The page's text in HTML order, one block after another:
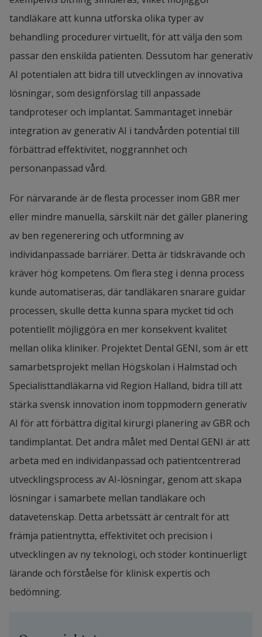
tandläkare att kunna utforska olika typer av
behandling procedurer virtuellt, för att välja den som
passar den enskilda patienten. Dessutom har generativ
AI potentialen att bidra till utvecklingen av innovativa
lösningar, som designförslag till anpassade
tandproteser och implantat. Sammantaget innebär
integration av generativ AI i tandvården potential till
förbättrad effektivitet, noggrannhet och
personanpassad vård.
För närvarande är de flesta processer inom GBR mer
eller mindre manuella, särskilt när det gäller planering
av ben regenerering och utformning av
individanpassade barriärer. Detta är tidskrävande och
kräver hög kompetens. Om flera steg i denna process
kunde automatiseras, där tandläkaren snarare guidar
processen, skulle detta kunna spara mycket tid och
potentiellt möjliggöra en mer konsekvent kvalitet
mellan olika kliniker. Projektet Dental GENI, som är ett
samarbetsprojekt mellan Högskolan i Halmstad och
Specialisttandläkarna vid Region Halland, bidra till att
stärka svensk innovation inom toppmodern generativ
AI för att förbättra digital kirurgi planering av GBR och
tandimplantat. Det andra målet med Dental GENI är att
arbeta med en individanpassad och patientcentrerad
utvecklingsprocess av AI-lösningar, genom att skapa
lösningar i samarbete mellan tandläkare och
datavetenskap. Detta arbetssätt är centralt för att
främja patientnytta, effektivitet och precision i
utvecklingen av ny teknologi, och stöder kontinuerligt
lärande och förståelse för klinisk expertis och
bedömning.